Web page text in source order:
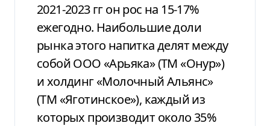
2021-2023 гг он рос на 15-17%
ежегодно. Наибольшие доли
рынка этого напитка делят между
собой ООО «Арьяка» (ТМ «Онур»)
и холдинг «Молочный Альянс»
(ТМ «Яготинское»), каждый из
которых производит около 35%